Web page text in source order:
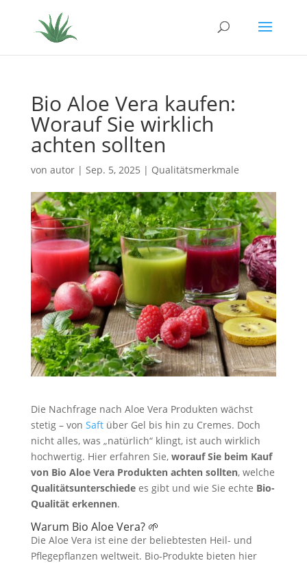
Bio Aloe Vera kaufen:
Worauf Sie wirklich
achten sollten
von autor| Sep. 5, 2025 | Qualitätsmerkmale
Die Nachfrage nach Aloe Vera Produkten wächst
stetig – von Saftüber Gel bis hin zu Cremes. Doch
nicht alles, was „natürlich“ klingt, ist auch wirklich
hochwertig. Hier erfahren Sie, worauf Sie beim Kauf
von Bio Aloe Vera Produkten achten sollten, welche
Qualitätsunterschiedees gibt und wie Sie echte Bio-
Qualität erkennen.
Warum Bio Aloe Vera? 🌱
Die Aloe Vera ist eine der beliebtesten Heil- und
Pflegepflanzen weltweit. Bio-Produkte bieten hier